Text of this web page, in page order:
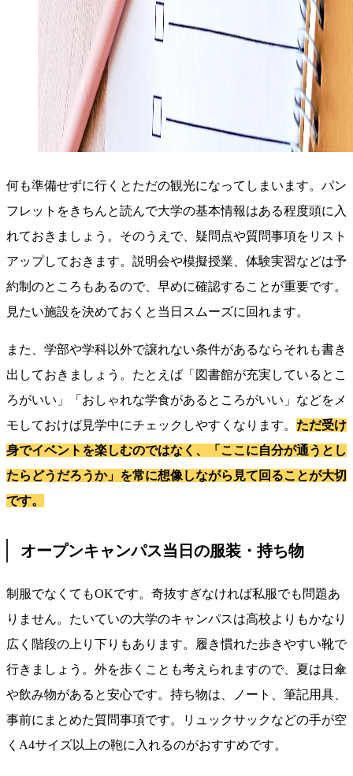
何も準備せずに行くとただの観光になってしまいます。パン
フレットをきちんと読んで大学の基本情報はある程度頭に入
れておきましょう。そのうえで、疑問点や質問事項をリスト
アップしておきます。説明会や模擬授業、体験実習などは予
約制のところもあるので、早めに確認することが重要です。
見たい施設を決めておくと当日スムーズに回れます。
また、学部や学科以外で譲れない条件があるならそれも書き
出しておきましょう。たとえば「図書館が充実しているとこ
ろがいい」「おしゃれな学食があるところがいい」などをメ
モしておけば見学中にチェックしやすくなります。 ただ受け
身でイベントを楽しむのではなく、「ここに自分が通うとし
たらどうだろうか」を常に想像しながら見て回ることが大切
です。
オープンキャンパス当日の服装・持ち物
制服でなくてもOKです。奇抜すぎなければ私服でも問題あ
りません。たいていの大学のキャンパスは高校よりもかなり
広く階段の上り下りもあります。履き慣れた歩きやすい靴で
行きましょう。外を歩くことも考えられますので、夏は日傘
や飲み物があると安心です。持ち物は、ノート、筆記用具、
事前にまとめた質問事項です。リュックサックなどの手が空
く A4サイズ以上の鞄に入れるのがおすすめです。